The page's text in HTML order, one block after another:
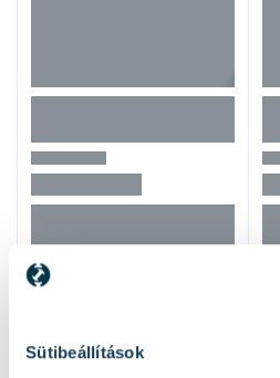
Sütibeállítások
Hasonló termékek